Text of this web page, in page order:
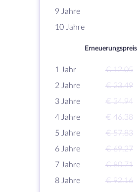
9 Jahre
10 Jahre
Erneuerungspreis
1 Jahr € 12.05
2 Jahre
€ 23.49
3 Jahre
€ 34.94
4 Jahre
€ 46.38
5 Jahre
€ 57.83
6 Jahre
€ 69.27
7 Jahre
€ 80.71
8 Jahre
€ 92.16